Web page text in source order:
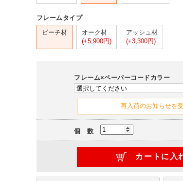
フレームタイプ
ビーチ材
オーク材
(+5,900円)
アッシュ材
(+3,300円)
フレーム×ペーパーコードカラー
個 数